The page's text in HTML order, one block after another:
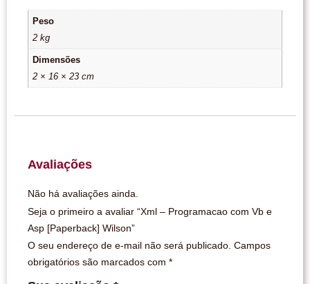
Peso
2 kg
Dimensões
2 × 16 × 23 cm
Avaliações
Não há avaliações ainda.
Seja o primeiro a avaliar “Xml – Programacao com Vb e
Asp [Paperback] Wilson”
O seu endereço de e-mail não será publicado. Campos
obrigatórios são marcados com *